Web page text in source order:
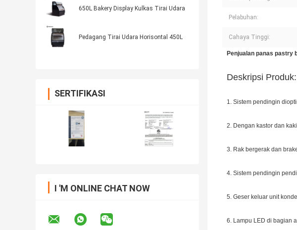
650L Bakery Display Kulkas Tirai Udara
Pedagang Tirai Udara Horisontal 450L
SERTIFIKASI
I 'M ONLINE CHAT NOW
Pelabuhan:
Cahaya Tinggi:
Penjualan panas pastry
Deskripsi Produk:
1. Sistem pendingin
2. Dengan kastor dan
3. Rak bergerak dan
4. Sistem pendingin
5. Geser keluar unit
6. Lampu LED di bagian